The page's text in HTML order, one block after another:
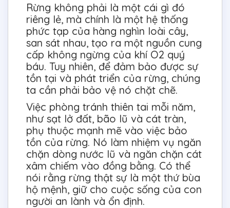
Rừng không phải là một cái gì đó
riêng lẻ, mà chính là một hệ thống
phức tạp của hàng nghìn loài cây,
san sát nhau, tạo ra một nguồn cung
cấp không ngừng của khí O2 quý
báu. Tuy nhiên, để đảm bảo được sự
tồn tại và phát triển của rừng, chúng
ta cần phải bảo vệ nó chặt chẽ.
Việc phòng tránh thiên tai mỗi năm,
như sạt lở đất, bão lũ và cát tràn,
phụ thuộc mạnh mẽ vào việc bảo
tồn của rừng. Nó làm nhiệm vụ ngăn
chặn dòng nước lũ và ngăn chặn cát
xâm chiếm vào đồng bằng. Có thể
nói rằng rừng thật sự là một thứ bùa
hộ mệnh, giữ cho cuộc sống của con
người an lành và ổn định.